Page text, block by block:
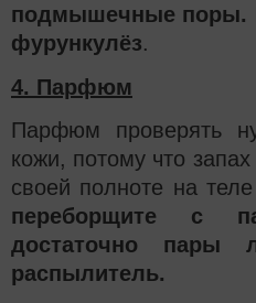
подмышечные поры.
фурункулёз.
4. Парфюм
Парфюм проверять
кожи, потому что
своей полноте на
переборщите с
достаточно пары
распылитель.